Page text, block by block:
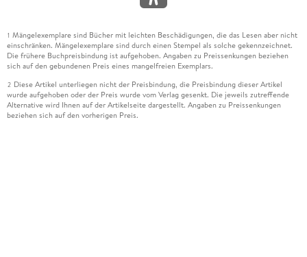
1 Mängelexemplare sind Bücher mit leichten Beschädigungen, die das Lesen aber nicht
einschränken. Mängelexemplare sind durch einen Stempel als solche gekennzeichnet.
Die frühere Buchpreisbindung ist aufgehoben. Angaben zu Preissenkungen beziehen
sich auf den gebundenen Preis eines mangelfreien Exemplars.
2 Diese Artikel unterliegen nicht der Preisbindung, die Preisbindung dieser Artikel
wurde aufgehoben oder der Preis wurde vom Verlag gesenkt. Die jeweils zutreffende
Alternative wird Ihnen auf der Artikelseite dargestellt. Angaben zu Preissenkungen
beziehen sich auf den vorherigen Preis.